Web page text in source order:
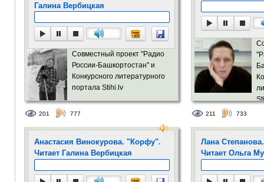
Галина Вербицкая
Совместный проект "Радио
России-Башкортостан" и
Конкурсного литературного
портала Stihi.lv
201 777 211 733
Анастасия Винокурова. "Корфу".
Читает Галина Вербицкая
Лана
Читает Ольга